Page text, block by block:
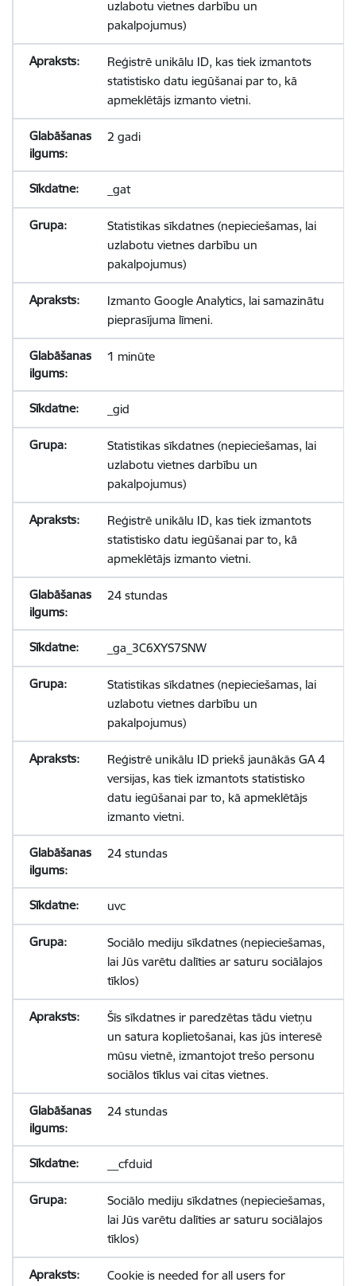
uzlabotu vietnes darbību un
pakalpojumus)
Reģistrē unikālu ID, kas tiek izmantots
statistisko datu iegūšanai par to, kā
apmeklētājs izmanto vietni.
2 gadi
_gat
Statistikas sīkdatnes (nepieciešamas, lai
uzlabotu vietnes darbību un
pakalpojumus)
Izmanto Google Analytics, lai samazinātu
pieprasījuma līmeni.
1 minūte
_gid
Statistikas sīkdatnes (nepieciešamas, lai
uzlabotu vietnes darbību un
pakalpojumus)
Reģistrē unikālu ID, kas tiek izmantots
statistisko datu iegūšanai par to, kā
apmeklētājs izmanto vietni.
24 stundas
_ga_3C6XYS7SNW
Statistikas sīkdatnes (nepieciešamas, lai
uzlabotu vietnes darbību un
pakalpojumus)
Reģistrē unikālu ID priekš jaunākās GA 4
versijas, kas tiek izmantots statistisko
datu iegūšanai par to, kā apmeklētājs
izmanto vietni.
24 stundas
uvc
Sociālo mediju sīkdatnes (nepieciešamas,
lai Jūs varētu dalīties ar saturu sociālajos
tīklos)
Šīs sīkdatnes ir paredzētas tādu vietņu
un satura koplietošanai, kas jūs interesē
mūsu vietnē, izmantojot trešo personu
sociālos tīklus vai citas vietnes.
24 stundas
__cfduid
Sociālo mediju sīkdatnes (nepieciešamas,
lai Jūs varētu dalīties ar saturu sociālajos
tīklos)
Cookie is needed for all users for